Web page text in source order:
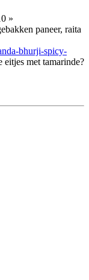
»
paneer, raita
bhurji-spicy-
eitjes met tamarinde?